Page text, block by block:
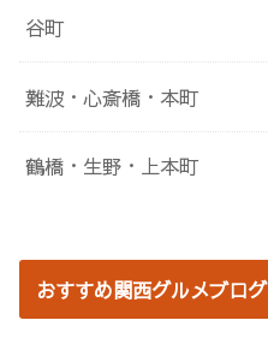
谷町
難波・心斎橋・本町
鶴橋・生野・上本町
おすすめ関西グルメブログ